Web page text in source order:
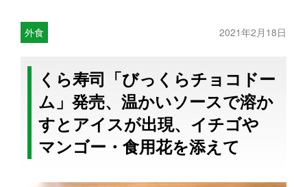
外食 2021年2月18日
くら寿司「びっくらチョコドー
ム」発売、温かいソースで溶か
すとアイスが出現、イチゴや
マンゴー・食用花を添えて